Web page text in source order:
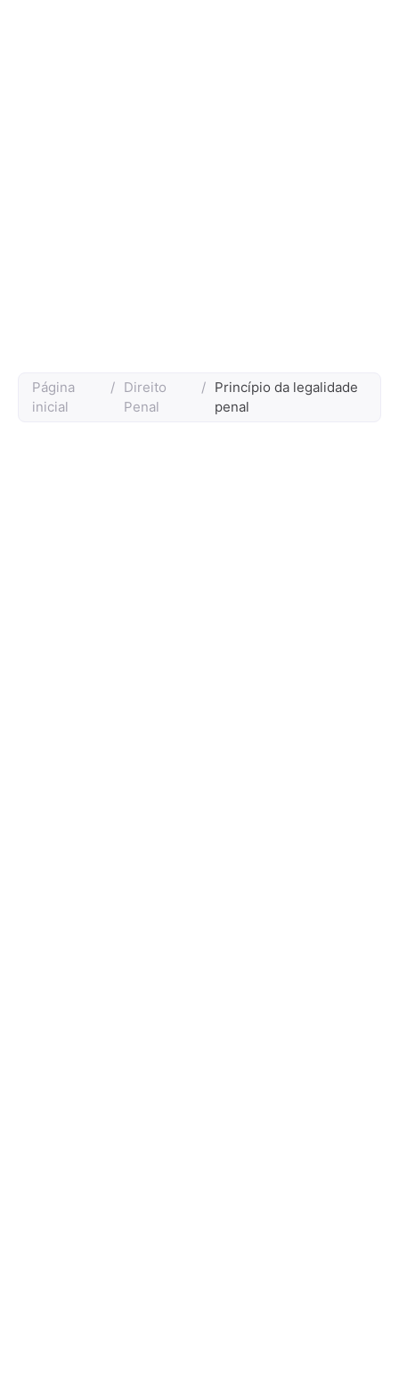
Página
inicial
/ Direito
Penal
/ Princípio da legalidade
penal